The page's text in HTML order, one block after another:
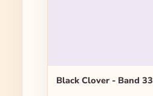
Black Clover - Band 33